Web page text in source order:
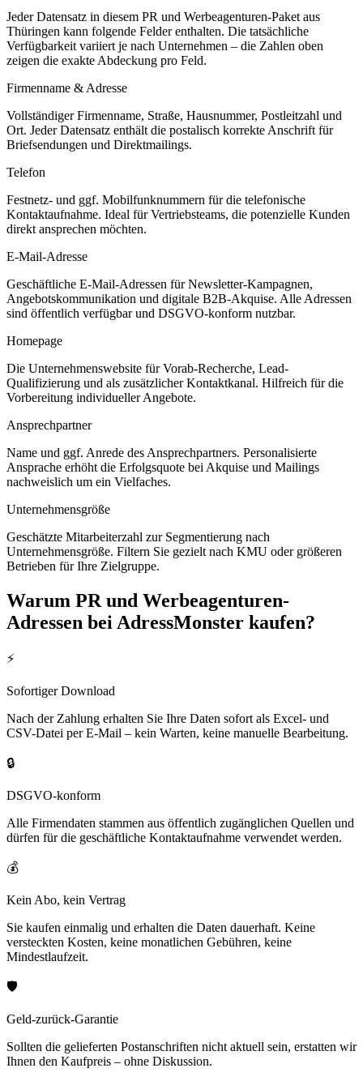
Jeder Datensatz in diesem PR und Werbeagenturen-Paket aus
Thüringen kann folgende Felder enthalten. Die tatsächliche
Verfügbarkeit variiert je nach Unternehmen – die Zahlen oben
zeigen die exakte Abdeckung pro Feld.
Firmenname & Adresse
Vollständiger Firmenname, Straße, Hausnummer, Postleitzahl und
Ort. Jeder Datensatz enthält die postalisch korrekte Anschrift für
Briefsendungen und Direktmailings.
Telefon
Festnetz- und ggf. Mobilfunknummern für die telefonische
Kontaktaufnahme. Ideal für Vertriebsteams, die potenzielle Kunden
direkt ansprechen möchten.
E-Mail-Adresse
Geschäftliche E-Mail-Adressen für Newsletter-Kampagnen,
Angebotskommunikation und digitale B2B-Akquise. Alle Adressen
sind öffentlich verfügbar und DSGVO-konform nutzbar.
Homepage
Die Unternehmenswebsite für Vorab-Recherche, Lead-
Qualifizierung und als zusätzlicher Kontaktkanal. Hilfreich für die
Vorbereitung individueller Angebote.
Ansprechpartner
Name und ggf. Anrede des Ansprechpartners. Personalisierte
Ansprache erhöht die Erfolgsquote bei Akquise und Mailings
nachweislich um ein Vielfaches.
Unternehmensgröße
Geschätzte Mitarbeiterzahl zur Segmentierung nach
Unternehmensgröße. Filtern Sie gezielt nach KMU oder größeren
Betrieben für Ihre Zielgruppe.
Warum PR und Werbeagenturen-
Adressen bei AdressMonster kaufen?
⚡
Sofortiger Download
Nach der Zahlung erhalten Sie Ihre Daten sofort als Excel- und
CSV-Datei per E-Mail – kein Warten, keine manuelle Bearbeitung.
🔒
DSGVO-konform
Alle Firmendaten stammen aus öffentlich zugänglichen Quellen und
dürfen für die geschäftliche Kontaktaufnahme verwendet werden.
💰
Kein Abo, kein Vertrag
Sie kaufen einmalig und erhalten die Daten dauerhaft. Keine
versteckten Kosten, keine monatlichen Gebühren, keine
Mindestlaufzeit.
🛡️
Geld-zurück-Garantie
Sollten die gelieferten Postanschriften nicht aktuell sein, erstatten wir
Ihnen den Kaufpreis – ohne Diskussion.